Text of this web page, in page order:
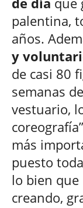
palentina,
años.
y
de casi 80
semanas
vestuario,
más
puesto
lo bien que
creando,